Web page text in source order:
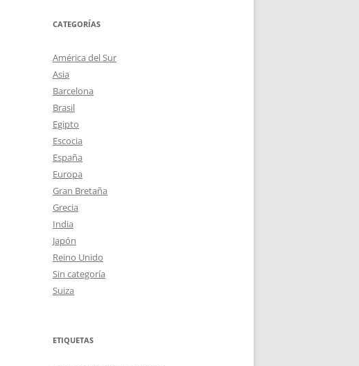
CATEGORÍAS
América del Sur
Asia
Barcelona
Brasil
Egipto
Escocia
España
Europa
Gran Bretaña
Grecia
India
Japón
Reino Unido
Sin categoría
Suiza
ETIQUETAS